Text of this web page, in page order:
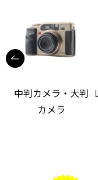
中判カメラ・大判
カメラ